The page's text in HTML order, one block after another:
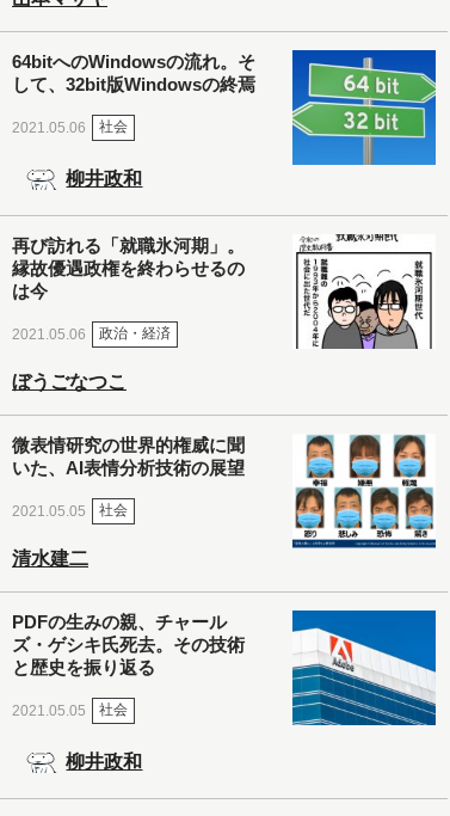
64bitへのWindowsの流れ。そ
して、32bit版Windowsの終焉
2021.05.06 社会
柳井政和
再び訪れる「就職氷河期」。
縁故優遇政権を終わらせるの
は今
2021.05.06 政治・経済
ぼうごなつこ
微表情研究の世界的権威に聞
いた、AI表情分析技術の展望
2021.05.05 社会
清水建二
PDFの生みの親、チャール
ズ・ゲシキ氏死去。その技術
と歴史を振り返る
2021.05.05 社会
柳井政和